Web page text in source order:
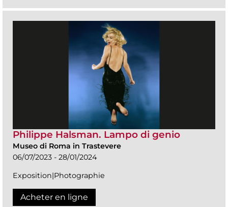
Philippe Halsman. Lampo di genio
Museo di Roma in Trastevere
06/07/2023 - 28/01/2024
Exposition|Photographie
Acheter en ligne